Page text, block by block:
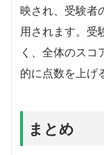
映され、受験者
用されます。受
く、全体のスコ
的に点数を上げ
まとめ